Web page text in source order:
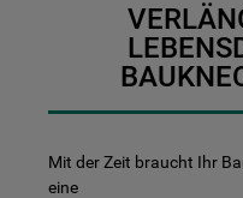
Mit der Zeit braucht Ihr
eine